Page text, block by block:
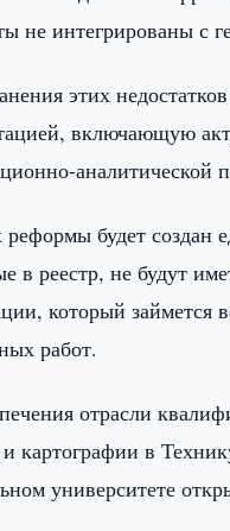
не интегрированы с
этих
включающую
аналитической
будет создан
в реестр, не будут
который займется
работ.
отрасли
и картографии в
университете